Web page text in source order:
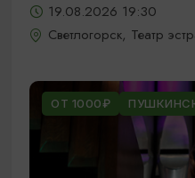
19.08.2026 19:30
Светлогорск, Театр
ОТ 1000₽